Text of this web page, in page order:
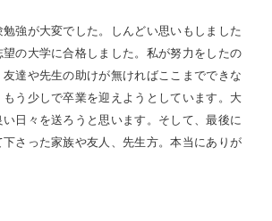
強が大変でした。しんどい思いもしました
の大学に合格しました。私が努力をしたの
達や先生の助けが無ければここまでできな
う少しで卒業を迎えようとしています。大
日々を送ろうと思います。そして、最後に
下さった家族や友人、先生方。本当にありが